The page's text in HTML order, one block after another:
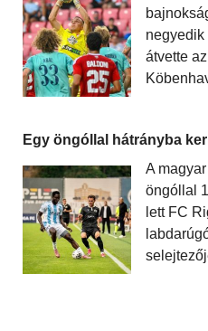
negyedik
átvette
Egy öngóllal hátrányba
A
öngóllal
lett FC